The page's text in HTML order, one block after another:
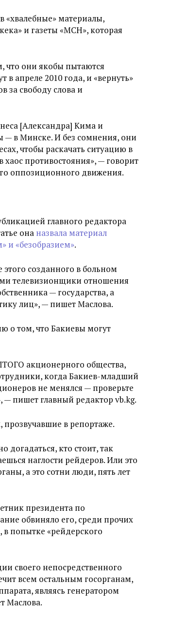
«хвалебные» материалы,
и газеты «МСН», которая
что они якобы пытаются
в апреле 2010 года, и «вернуть»
за свободу слова и
[Александра] Кима и
— в Минске. И без сомнения, они
чтобы раскачать ситуацию в
противостояния», — говорит
оппозиционного движения.
главного редактора
она назвала материал
и «безобразием».
созданного в больном
телевизионщики отношения
— государства, а
лиц», — пишет Маслова.
о том, что Бакиевы могут
акционерного общества,
когда Бакиев-младший
не менялся — проверьте
— пишет главный редактор vb.kg.
в репортаже.
догадаться, кто стоит, так
наглости рейдеров. Или это
а это сотни люди, пять лет
президента по
обвиняло его, среди прочих
попытке «рейдерского
своего непосредственного
всем остальным госорганам,
являясь генератором
Маслова.